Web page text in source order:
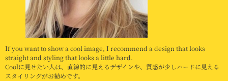
If you want to show a cool image, I recommend a design that looks
straight and styling that looks a little hard.
Coolに見せたい人は、直線的に見えるデザインや、質感が少しハードに見える
スタイリングがお勧めです。